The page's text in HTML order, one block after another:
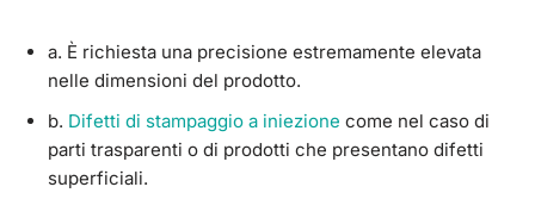
a. È richiesta una precisione estremamente elevata
nelle dimensioni del prodotto.
b. Difetti di stampaggio a iniezione come nel caso di
parti trasparenti o di prodotti che presentano difetti
superficiali.